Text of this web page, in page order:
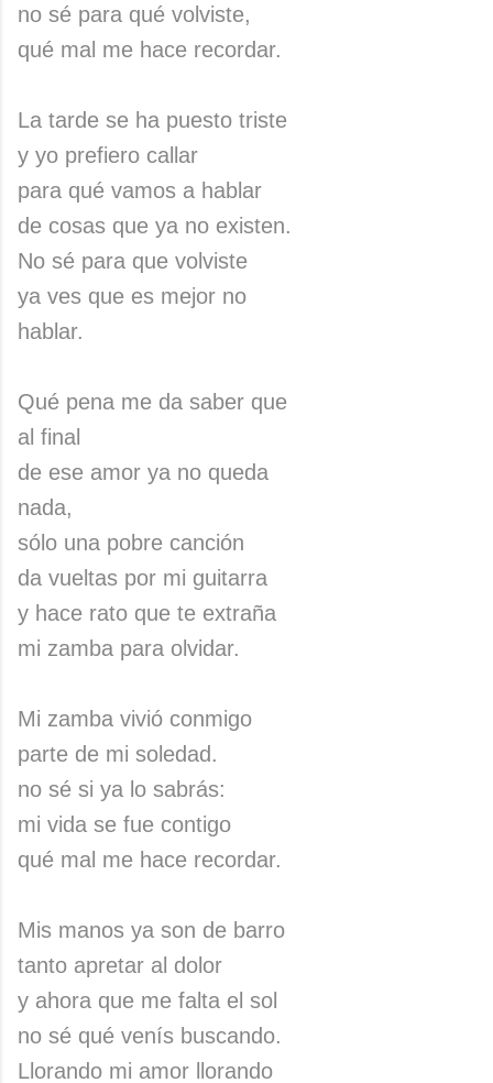
no sé para qué volviste,
qué mal me hace recordar.
La tarde se ha puesto triste
y yo prefiero callar
para qué vamos a hablar
de cosas que ya no existen.
No sé para que volviste
ya ves que es mejor no
hablar.
Qué pena me da saber que
al final
de ese amor ya no queda
nada,
sólo una pobre canción
da vueltas por mi guitarra
y hace rato que te extraña
mi zamba para olvidar.
Mi zamba vivió conmigo
parte de mi soledad.
no sé si ya lo sabrás:
mi vida se fue contigo
qué mal me hace recordar.
Mis manos ya son de barro
tanto apretar al dolor
y ahora que me falta el sol
no sé qué venís buscando.
Llorando mi amor llorando